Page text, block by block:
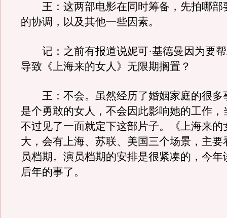
王：这两部电影在同时筹备，先拍哪部
的协调，以及其他一些因素。
记：之前有报道说妮可·基德曼因为要帮
导致《上海来的女人》无限期搁置？
王：不会。虽然经历了婚姻家庭的很多
是个勇敢的女人，不会因此影响她的工作，
不过见了一面就定下这部片子。《上海来的
大，会有上海、苏联、美国三个场景，主要
员档期。演员档期的安排是很紧凑的，今年
后年的事了。